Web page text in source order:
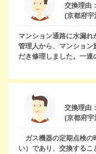
交換理由：
(京都府宇
マンション通路に水漏れ
管理人から、マンション
だき修理しました。一連
交換理由：
(京都府宇
ガス機器の定期点検の
い）であり、交換するこ